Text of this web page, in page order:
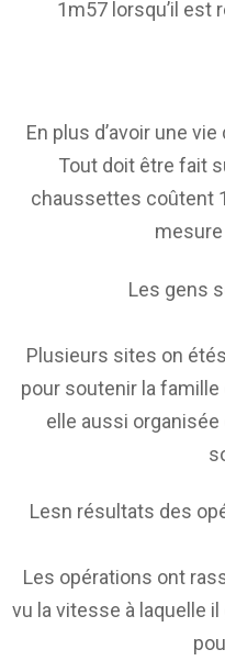
1m57 lorsqu’il est
En plus d’avoir une
Tout doit être fait
chaussettes coûtent
Les gens
Plusieurs sites on
pour soutenir la famille
elle aussi
Lesn résultats des
Les opérations ont
vu la vitesse à laquelle